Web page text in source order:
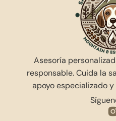
Asesoría
responsable. Cuida la
apoyo especializado